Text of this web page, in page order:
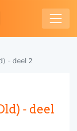
- deel 2
- deel